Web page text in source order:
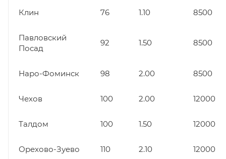
Клин 76 1.10 8500
Павловский
Посад
92 1.50 8500
Наро-Фоминск 98 2.00 8500
Чехов 100 2.00 12000
Талдом 100 1.50 12000
Орехово-Зуево 110 2.10 12000